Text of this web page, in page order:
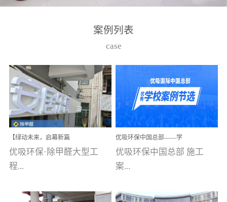
高技能的团队。汇聚了众
取得了多项产品技术专利
和多项国家版权局著作
权，获得高新技术企业称
号。生产优势自主生产自
给自足，优吸公司于2015
在广州番禺区成功建立产
品线生产基地，工厂拥有
自动化生产设备和成熟的
选择源头源材料、严控产
案例列表
case
【绿动未来，启幕新篇
章】优吸环保中标深圳安
居乐寓，超大型工装室内
空气治理项目顺利启航，
优吸环保·除甲醛大型工
程...
优吸环保中国总部——学
校施工案例(节选)
优吸环保中国总部 施工
案...